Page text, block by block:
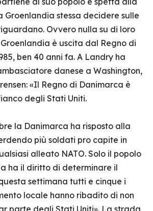
Groenlandia stessa decidere sulle
Ovvero nulla su di loro
è uscita dal Regno di
ben 40 anni fa. A Landry ha
danese a Washington,
«Il Regno di Danimarca è
degli Stati Uniti.
la Danimarca ha risposto alla
più soldati pro capite in
alleato NATO. Solo il popolo
ha il diritto di determinare il
settimana tutti e cinque i
locale hanno ribadito di non
parte degli Stati Uniti». La strada